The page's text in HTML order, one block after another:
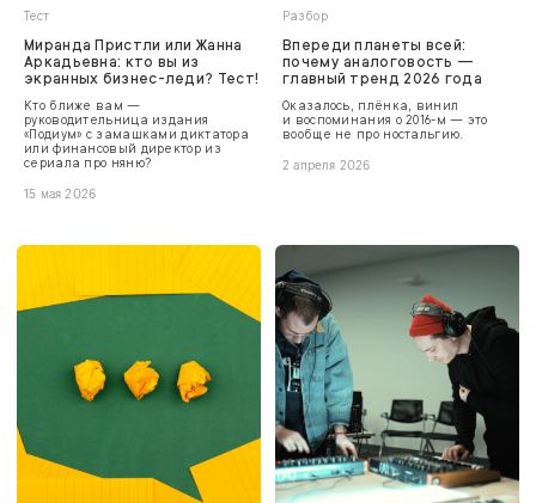
Тест
Миранда Пристли или Жанна
Аркадьевна: кто вы из
экранных бизнес-леди? Тест!
Кто ближе вам —
руководительница издания
«Подиум» с замашками диктатора
или финансовый директор из
сериала про няню?
15 мая 2026
Разбор
Впереди планеты всей:
почему аналоговость —
главный тренд 2026 года
Оказалось, плёнка, винил
и воспоминания о 2016-м — это
вообще не про ностальгию.
2 апреля 2026